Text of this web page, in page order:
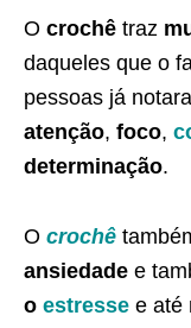
O crochê traz
daqueles que o
pessoas já
atenção, foco,
determinação.
O crochê
ansiedade e
o estresse e até